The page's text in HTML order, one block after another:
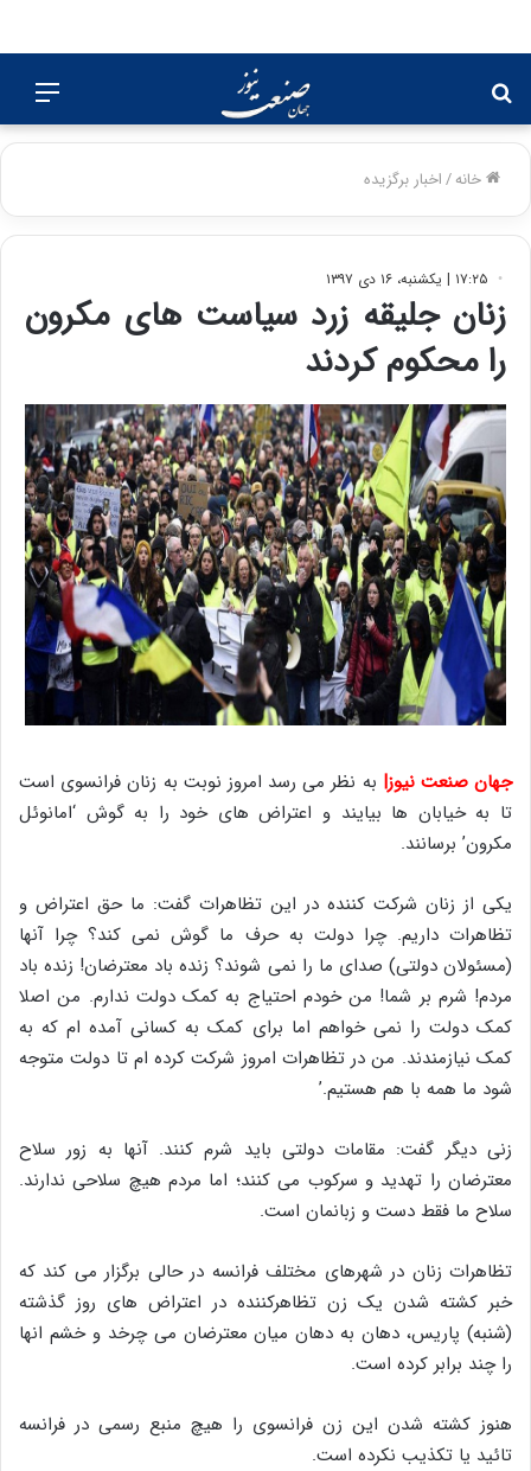
برای
خانه/اخبار برگزیده
۱۷:۲۵ | یکشنبه، ۱۶ دی ۱۳۹۷
زنان جلیقه زرد سیاست های مکرون
را محکوم کردند
جهان صنعت نیوز| به نظر می رسد امروز نوبت به زنان فرانسوی است
تا به خیابان ها بیایند و اعتراض های خود را به گوش ‘امانوئل
مکرون’ برسانند.
یکی از زنان شرکت کننده در این تظاهرات گفت: ما حق اعتراض و
تظاهرات داریم. چرا دولت به حرف ما گوش نمی کند؟ چرا آنها
(مسئولان دولتی) صدای ما را نمی شوند؟ زنده باد معترضان! زنده باد
مردم! شرم بر شما! من خودم احتیاج به کمک دولت ندارم. من اصلا
کمک دولت را نمی خواهم اما برای کمک به کسانی آمده ام که به
کمک نیازمندند. من در تظاهرات امروز شرکت کرده ام تا دولت متوجه
شود ما همه با هم هستیم.’
زنی دیگر گفت: مقامات دولتی باید شرم کنند. آنها به زور سلاح
معترضان را تهدید و سرکوب می کنند؛ اما مردم هیچ سلاحی ندارند.
سلاح ما فقط دست و زبانمان است.
تظاهرات زنان در شهرهای مختلف فرانسه در حالی برگزار می کند که
خبر کشته شدن یک زن تظاهرکننده در اعتراض های روز گذشته
(شنبه) پاریس، دهان به دهان میان معترضان می چرخد و خشم انها
را چند برابر کرده است.
هنوز کشته شدن این زن فرانسوی را هیچ منبع رسمی در فرانسه
تائید یا تکذیب نکرده است.